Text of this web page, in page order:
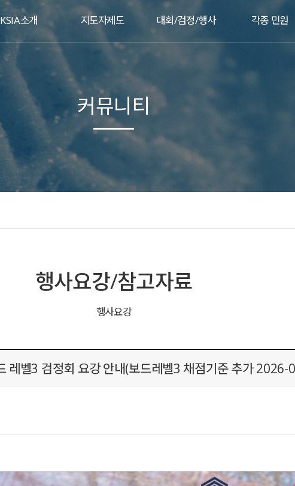
KSIA소개 지도자제도 대회/검정/행사 각종 민원
커뮤니티
행사요강/참고자료
행사요강
레벨3 검정회 요강 안내(보드레벨3 채점기준 추가